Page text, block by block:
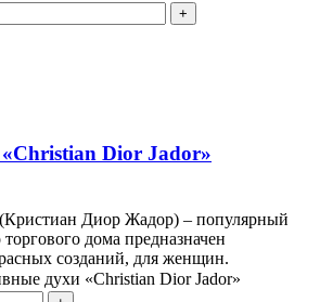
Dior Jador»
Диор Жадор) – популярный
дома предназначен
созданий, для женщин.
духи «Christian Dior Jador»